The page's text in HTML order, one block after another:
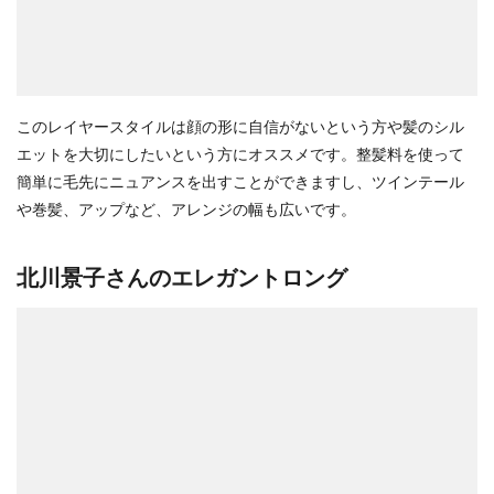
このレイヤースタイルは顔の形に自信がないという方や髪のシル
エットを大切にしたいという方にオススメです。整髪料を使って
簡単に毛先にニュアンスを出すことができますし、ツインテール
や巻髪、アップなど、アレンジの幅も広いです。
北川景子さんのエレガントロング